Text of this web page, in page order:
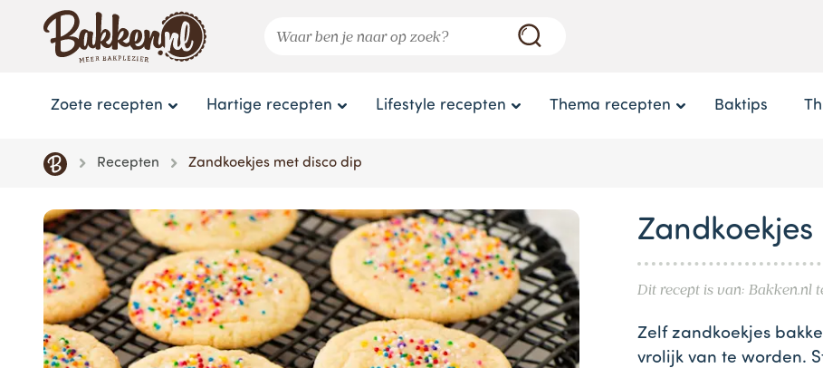
Zoete recepten Hartige recepten Lifestyle recepten Thema recepten Baktips
Recepten Zandkoekjes met disco dip
Dit recept is van: Bakken.nl
Zelf zandkoekjes
vrolijk van te worden.